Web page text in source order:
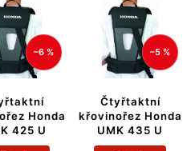
–6 %
Honda
425 U
–5 %
Čtyřtaktní
křovinořez Honda
UMK 435 U